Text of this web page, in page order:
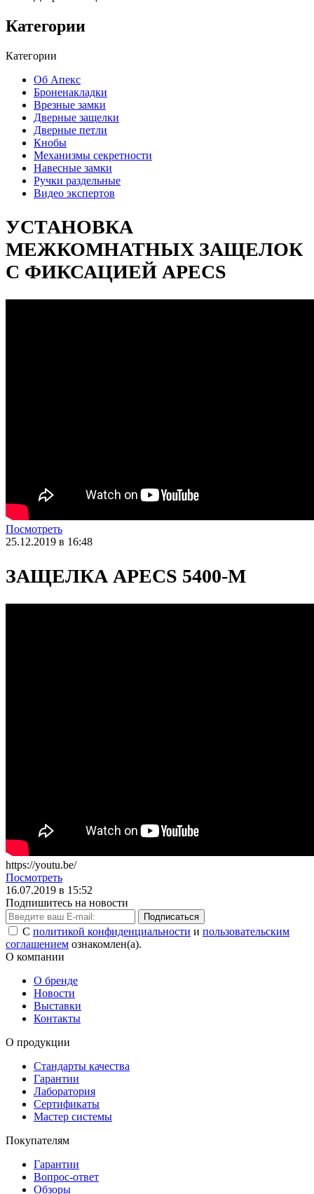
Категории
Категории
Об Апекс
Броненакладки
Врезные замки
Дверные защелки
Дверные петли
Кнобы
Механизмы секретности
Навесные замки
Ручки раздельные
Видео экспертов
УСТАНОВКА
МЕЖКОМНАТНЫХ ЗАЩЕЛОК
С ФИКСАЦИЕЙ APECS
Посмотреть
25.12.2019 в 16:48
ЗАЩЕЛКА APECS 5400-M
https://youtu.be/
Посмотреть
16.07.2019 в 15:52
Подпишитесь на новости
Подписаться
С политикой конфиденциальности и пользовательским
соглашением ознакомлен(а).
О компании
О бренде
Новости
Выставки
Контакты
О продукции
Стандарты качества
Гарантии
Лаборатория
Сертификаты
Мастер системы
Покупателям
Гарантии
Вопрос-ответ
Обзоры